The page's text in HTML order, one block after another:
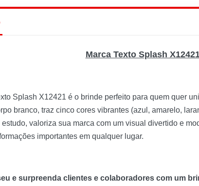
Marca Texto Splash
Splash X12421 é o brinde perfeito para quem quer
branco, traz cinco cores vibrantes (azul, amarelo,
valoriza sua marca com um visual divertido e
importantes em qualquer lugar.
e surpreenda clientes e colaboradores com um